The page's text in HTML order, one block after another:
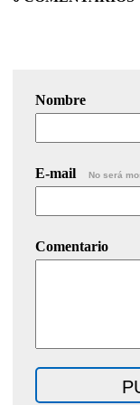
Nombre
E-mail No será
Comentario